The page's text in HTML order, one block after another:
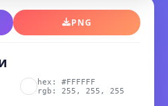
PNG
hex: #FFFFFF
rgb: 255, 255, 255